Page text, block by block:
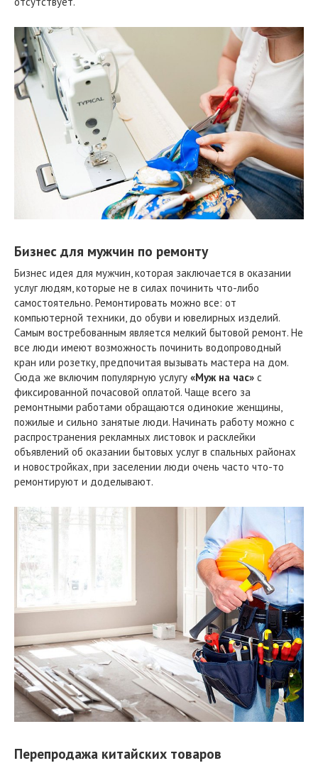
Бизнес для мужчин по ремонту
Бизнес идея для мужчин, которая заключается в оказании
услуг людям, которые не в силах починить что-либо
самостоятельно. Ремонтировать можно все: от
компьютерной техники, до обуви и ювелирных изделий.
Самым востребованным является мелкий бытовой ремонт. Не
все люди имеют возможность починить водопроводный
кран или розетку, предпочитая вызывать мастера на дом.
Сюда же включим популярную услугу «Муж на час» с
фиксированной почасовой оплатой. Чаще всего за
ремонтными работами обращаются одинокие женщины,
пожилые и сильно занятые люди. Начинать работу можно с
распространения рекламных листовок и расклейки
объявлений об оказании бытовых услуг в спальных районах
и новостройках, при заселении люди очень часто что-то
ремонтируют и доделывают.
Перепродажа китайских товаров